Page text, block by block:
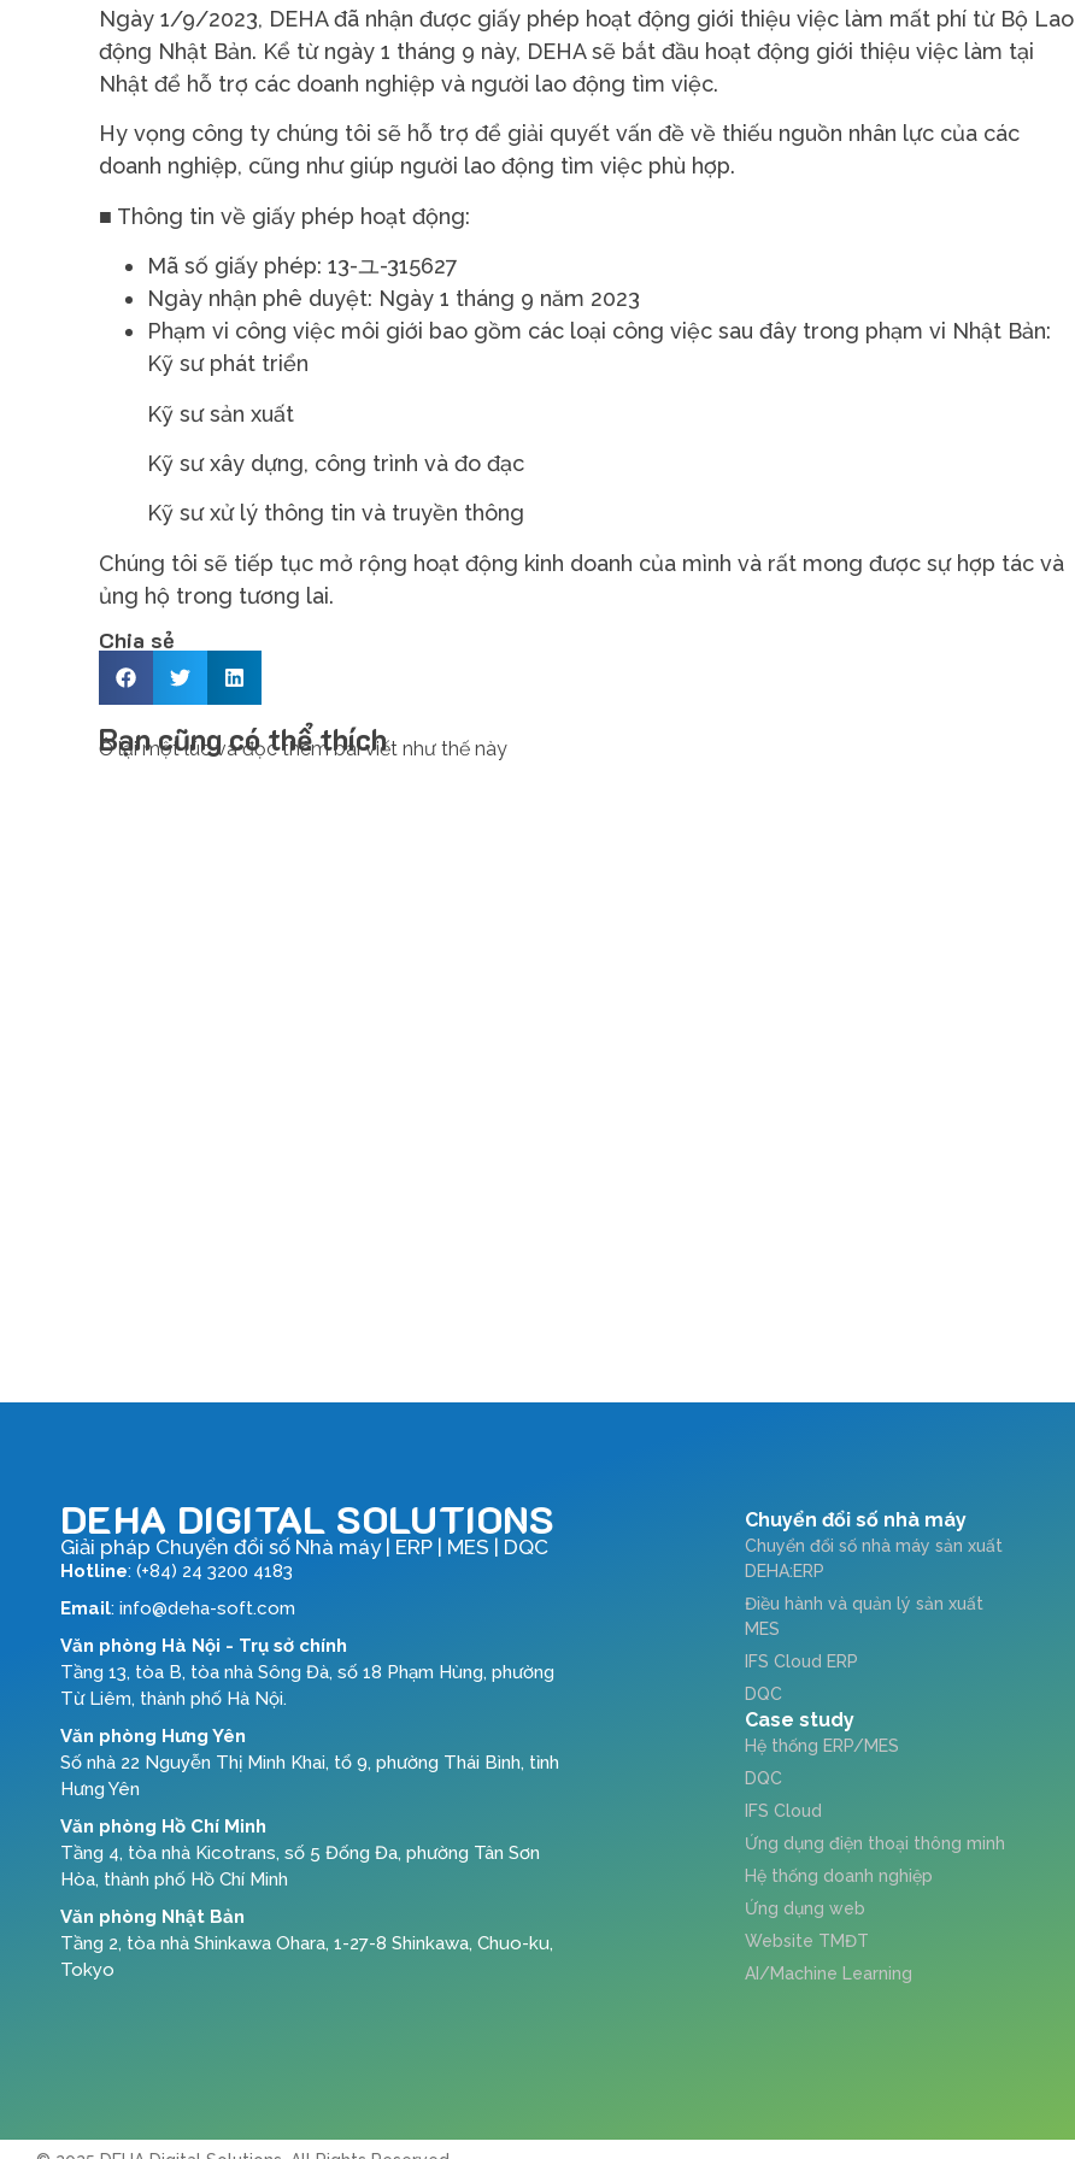
Ngày 1/9/2023, DEHA đã nhận được giấy phép hoạt động giới thiệu việc làm mất phí từ Bộ Lao
động Nhật Bản. Kể từ ngày 1 tháng 9 này, DEHA sẽ bắt đầu hoạt động giới thiệu việc làm tại
Nhật để hỗ trợ các doanh nghiệp và người lao động tìm việc.
Hy vọng công ty chúng tôi sẽ hỗ trợ để giải quyết vấn đề về thiếu nguồn nhân lực của các
doanh nghiệp, cũng như giúp người lao động tìm việc phù hợp.
■ Thông tin về giấy phép hoạt động:
Mã số giấy phép: 13-ユ-315627
Ngày nhận phê duyệt: Ngày 1 tháng 9 năm 2023
Phạm vi công việc môi giới bao gồm các loại công việc sau đây trong phạm vi Nhật Bản:
Kỹ sư phát triển
Kỹ sư sản xuất
Kỹ sư xây dựng, công trình và đo đạc
Kỹ sư xử lý thông tin và truyền thông
Chúng tôi sẽ tiếp tục mở rộng hoạt động kinh doanh của mình và rất mong được sự hợp tác và
ủng hộ trong tương lai.
Chia sẻ
Bạn cũng có thể thích
Ở lại một lúc và đọc thêm bài viết như thế này
DEHA DIGITAL SOLUTIONS
Giải pháp Chuyển đổi số Nhà máy | ERP | MES | DQC
Hotline: (+84) 24 3200 4183
Email: info@deha-soft.com
Văn phòng Hà Nội - Trụ sở chính
Tầng 13, tòa B, tòa nhà Sông Đà, số 18 Phạm Hùng, phường
Từ Liêm, thành phố Hà Nội.
Văn phòng Hưng Yên
Số nhà 22 Nguyễn Thị Minh Khai, tổ 9, phường Thái Bình, tỉnh
Hưng Yên
Văn phòng Hồ Chí Minh
Tầng 4, tòa nhà Kicotrans, số 5 Đống Đa, phường Tân Sơn
Hòa, thành phố Hồ Chí Minh
Văn phòng Nhật Bản
Tầng 2, tòa nhà Shinkawa Ohara, 1-27-8 Shinkawa, Chuo-ku,
Tokyo
Chuyển đổi số nhà máy
Chuyển đổi số nhà máy sản xuất
DEHA:ERP
Điều hành và quản lý sản xuất
MES
IFS Cloud ERP
DQC
Case study
Hệ thống ERP/MES
DQC
IFS Cloud
Ứng dụng điện thoại thông minh
Hệ thống doanh nghiệp
Ứng dụng web
Website TMĐT
AI/Machine Learning